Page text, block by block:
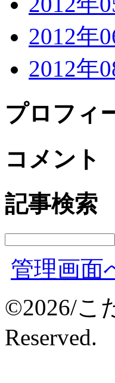
2012年
2012年
プロフィ
コメント
記事検索
管理画面
©2026/こ
Reserved.